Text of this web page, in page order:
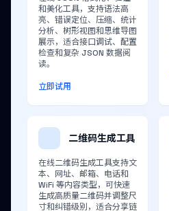
和美化工具，支持语法高
亮、错误定位、压缩、统计
分析、树形视图和思维导图
展示，适合接口调试、配置
检查和复杂 JSON 数据阅
读。
立即试用
二维码生成工具
在线二维码生成工具支持文
本、网址、邮箱、电话和
WiFi 等内容类型，可快速
生成高质量二维码并调整尺
寸和纠错级别，适合分享链